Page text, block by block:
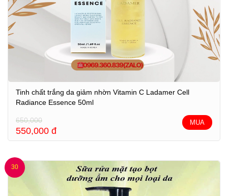
Tinh chất trắng da giảm nhờn Vitamin C Ladamer Cell
Radiance Essence 50ml
650,000
550,000 đ
MUA
30